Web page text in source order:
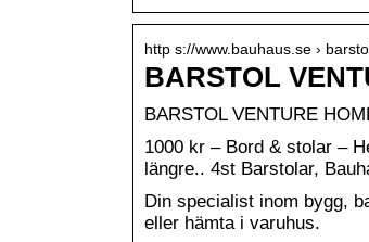
http s://www.bauhaus.se ›
BARSTOL
BARSTOL VENTURE
1000 kr – Bord & stolar –
längre.. 4st Barstolar,
Din specialist inom bygg,
eller hämta i varuhus.